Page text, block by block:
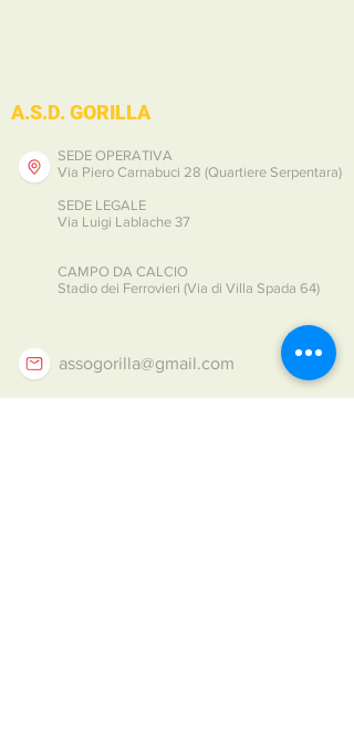
A.S.D. GORILLA
SEDE OPERATIVA
Via Piero Carnabuci 28 (Quartiere Serpentara)
SEDE LEGALE
Via Luigi Lablache 37
CAMPO DA CALCIO
Stadio dei Ferrovieri (Via di Villa Spada 64)
assogorilla@gmail.com